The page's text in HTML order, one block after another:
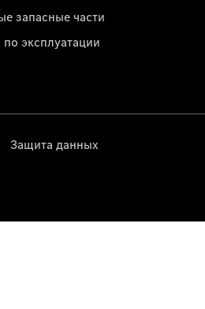
запасные части
по эксплуатации
Защита данных